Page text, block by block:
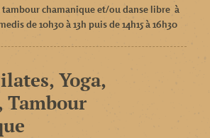
tambour chamaniqueet/ou danse libre à
de 10h30 à 13h puis de 14h15 à 16h30
Yoga,
Tambour